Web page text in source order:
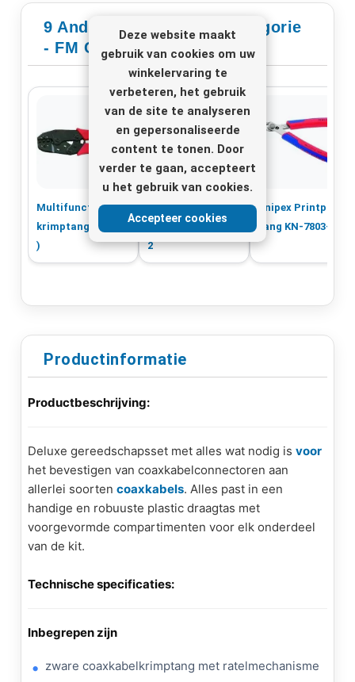
Deze website maakt
gebruik van cookies om uw
winkelervaring te
verbeteren, het gebruik
van de site te analyseren
en gepersonaliseerde
content te tonen. Door
verder te gaan, accepteert
u het gebruik van cookies.
Accepteer cookies
9 Andere Producten In Categorie
- FM Coaxtools
Multifunctionele
krimptang ( CT-30
)
Deluxe
gereedschapsset
2
Knipex Printplaat
tang KN-7803-125
Productinformatie
Productbeschrijving:
Deluxe gereedschapsset met alles wat nodig is voor
het bevestigen van coaxkabelconnectoren aan
allerlei soorten coaxkabels. Alles past in een
handige en robuuste plastic draagtas met
voorgevormde compartimenten voor elk onderdeel
van de kit.
Technische specificaties:
Inbegrepen zijn
zware coaxkabelkrimptang met ratelmechanisme